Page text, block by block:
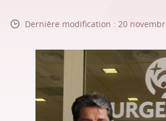
Dernière modification : 20